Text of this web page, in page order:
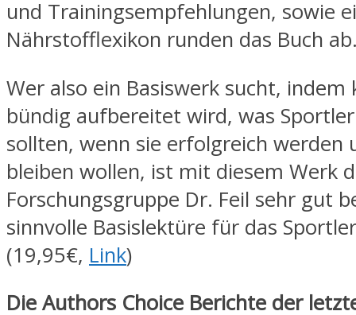
und Trainingsempfehlungen, sowie
Nährstofflexikon runden das Buch
Wer also ein Basiswerk sucht, indem
bündig aufbereitet wird, was
sollten, wenn sie erfolgreich werden
bleiben wollen, ist mit diesem Werk
Forschungsgruppe Dr. Feil sehr gut
sinnvolle Basislektüre für das
(19,95€, Link)
Die Authors Choice Berichte der